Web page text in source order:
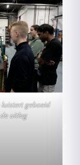
luistert geboeid
uitleg